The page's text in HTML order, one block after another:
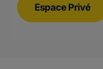
Espace Privé